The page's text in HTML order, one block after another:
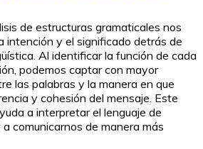
de estructuras gramaticales nos
intención y el significado detrás de
Al identificar la función de cada
podemos captar con mayor
las palabras y la manera en que
y cohesión del mensaje. Este
a interpretar el lenguaje de
comunicarnos de manera más